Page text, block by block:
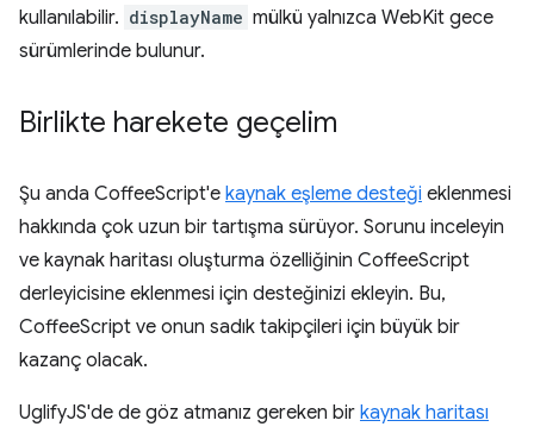
kullanılabilir. displayName mülkü yalnızca WebKit gece
sürümlerinde bulunur.
Birlikte harekete geçelim
Şu anda CoffeeScript'e kaynak eşleme desteği eklenmesi
hakkında çok uzun bir tartışma sürüyor. Sorunu inceleyin
ve kaynak haritası oluşturma özelliğinin CoffeeScript
derleyicisine eklenmesi için desteğinizi ekleyin. Bu,
CoffeeScript ve onun sadık takipçileri için büyük bir
kazanç olacak.
UglifyJS'de de göz atmanız gereken bir kaynak haritası